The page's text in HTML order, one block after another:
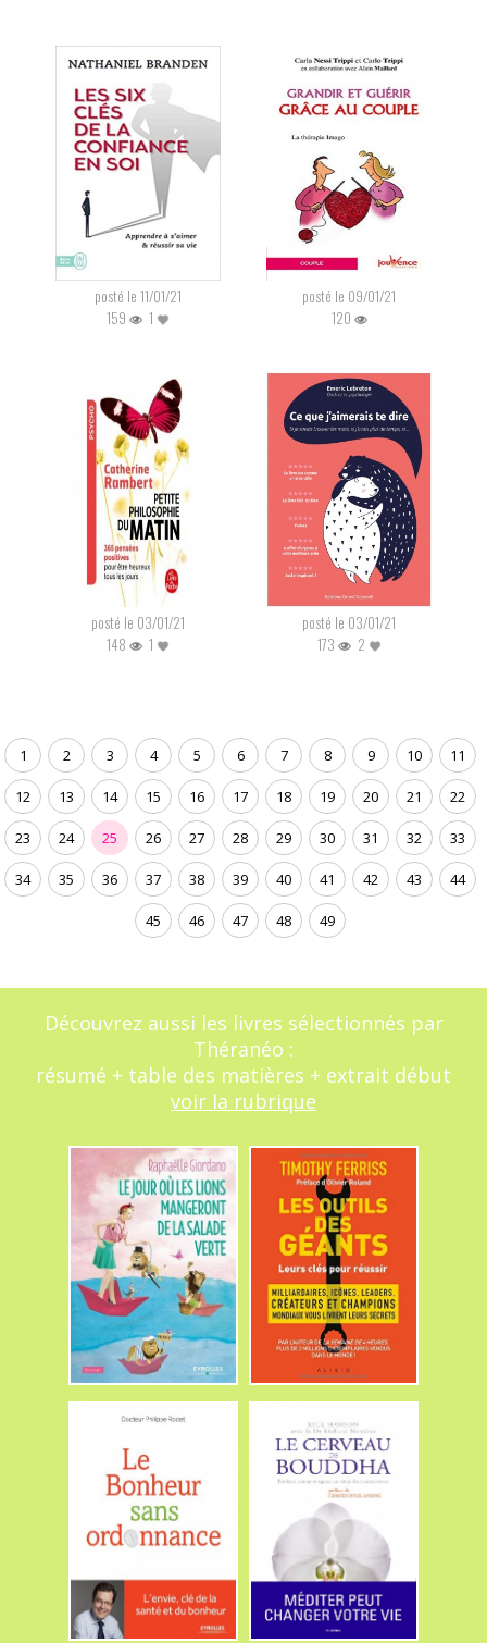
posté le 11/01/21
159
1
posté le 09/01/21
120
posté le 03/01/21
148
1
posté le 03/01/21
173
2
1 2 3 4 5 6 7 8 9 10 11
12 13 14 15 16 17 18 19 20 21 22
23 24 25 26 27 28 29 30 31 32 33
34 35 36 37 38 39 40 41 42 43 44
45 46 47 48 49
Découvrez aussi les livres sélectionnés par
Théranéo :
résumé + table des matières + extrait début
voir la rubrique